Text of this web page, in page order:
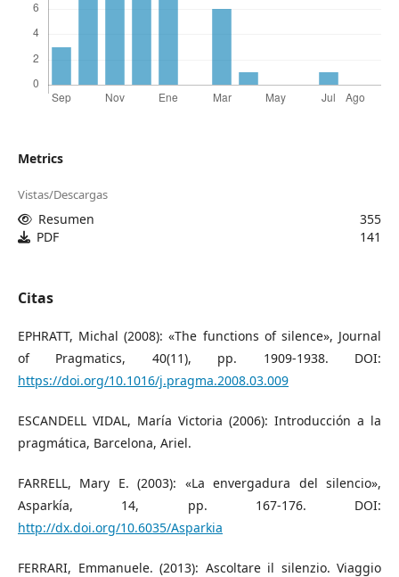
Metrics
Vistas/Descargas
Resumen
355
PDF
141
Citas
EPHRATT, Michal (2008): «The functions of silence», Journal
of Pragmatics, 40(11), pp. 1909-1938. DOI:
https://doi.org/10.1016/j.pragma.2008.03.009
ESCANDELL VIDAL, María Victoria (2006): Introducción a la
pragmática, Barcelona, Ariel.
FARRELL, Mary E. (2003): «La envergadura del silencio»,
Asparkía, 14, pp. 167-176. DOI:
http://dx.doi.org/10.6035/Asparkia
FERRARI, Emmanuele. (2013): Ascoltare il silenzio. Viaggio